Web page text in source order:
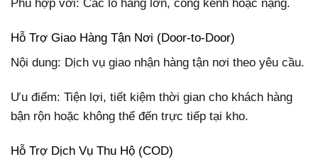
Phù hợp với: Các lô hàng lớn, cồng kềnh hoặc nặng.
Hỗ Trợ Giao Hàng Tận Nơi (Door-to-Door)
Nội dung: Dịch vụ giao nhận hàng tận nơi theo yêu cầu.
Ưu điểm: Tiện lợi, tiết kiệm thời gian cho khách hàng
bận rộn hoặc không thể đến trực tiếp tại kho.
Hỗ Trợ Dịch Vụ Thu Hộ (COD)